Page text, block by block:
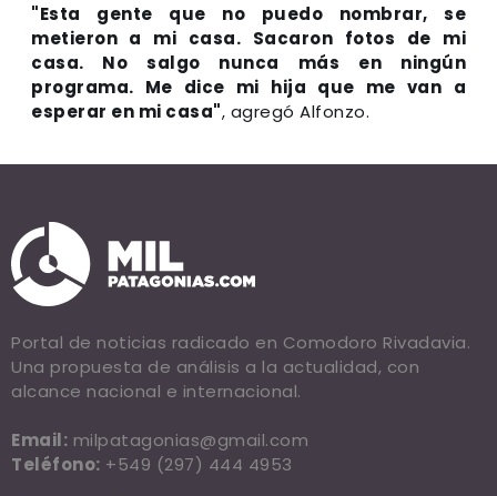
"Esta gente que no puedo nombrar, se
metieron a mi casa. Sacaron fotos de mi
casa. No salgo nunca más en ningún
programa. Me dice mi hija que me van a
esperar en mi casa", agregó Alfonzo.
Portal de noticias radicado en Comodoro Rivadavia.
Una propuesta de análisis a la actualidad, con
alcance nacional e internacional.
Email: milpatagonias@gmail.com
Teléfono: +549 (297) 444 4953